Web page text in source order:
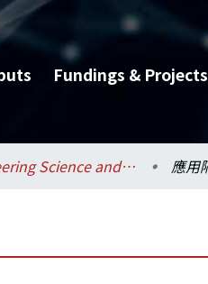
Fundings & Projects
Engineering Science and Ocean Engineering / 工程科學及海洋工程學系